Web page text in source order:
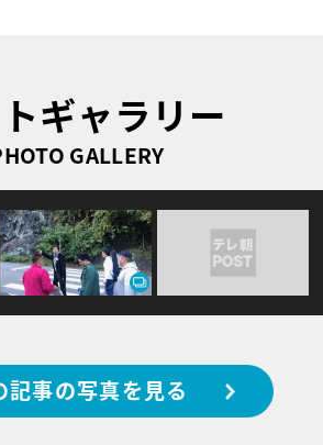
ギャラリー
GALLERY
記事の写真を見る